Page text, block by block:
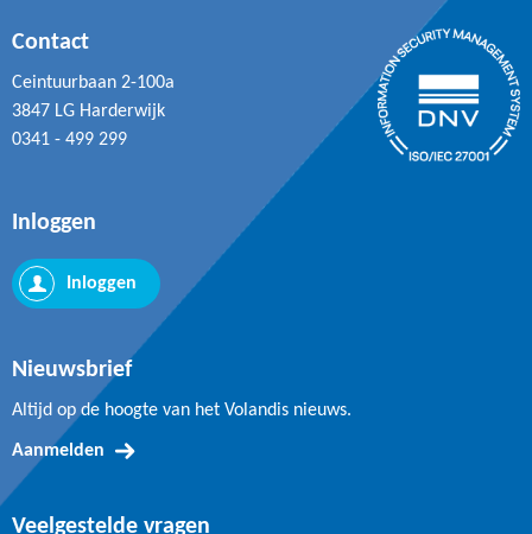
Contact
Ceintuurbaan 2-100a
3847 LG Harderwijk
0341 - 499 299
Nieuwsbrief
Altijd op de hoogte van het Volandis nieuws.
Aanmelden
Veelgestelde vragen
Inloggen
Inloggen